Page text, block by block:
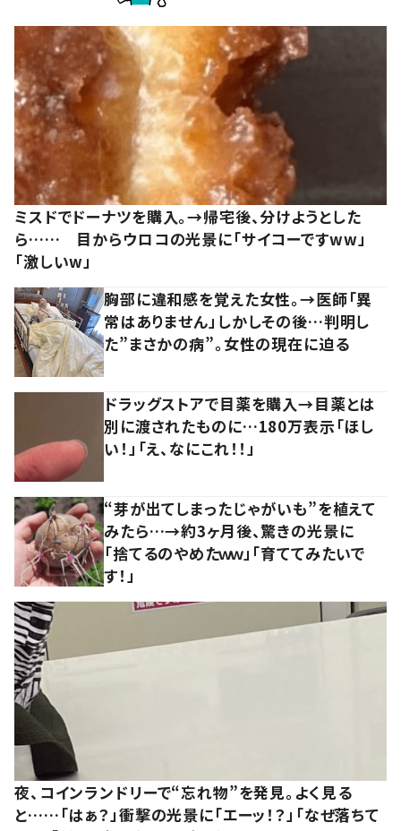
ミスドでドーナツを購入。→帰宅後、分けようとした
ら…… 目からウロコの光景に「サイコーですww」
「激しいw」
胸部に違和感を覚えた女性。→医師「異
常はありません」しかしその後…判明し
た”まさかの病”。女性の現在に迫る
ドラッグストアで目薬を購入→目薬とは
別に渡されたものに…180万表示「ほし
い！」「え、なにこれ！！」
“芽が出てしまったじゃがいも”を植えて
みたら…→約3ヶ月後、驚きの光景に
「捨てるのやめたｗｗ」「育ててみたいで
す！」
夜、コインランドリーで“忘れ物”を発見。よく見る
と……「はぁ？」衝撃の光景に「エーッ！？」「なぜ落ちて